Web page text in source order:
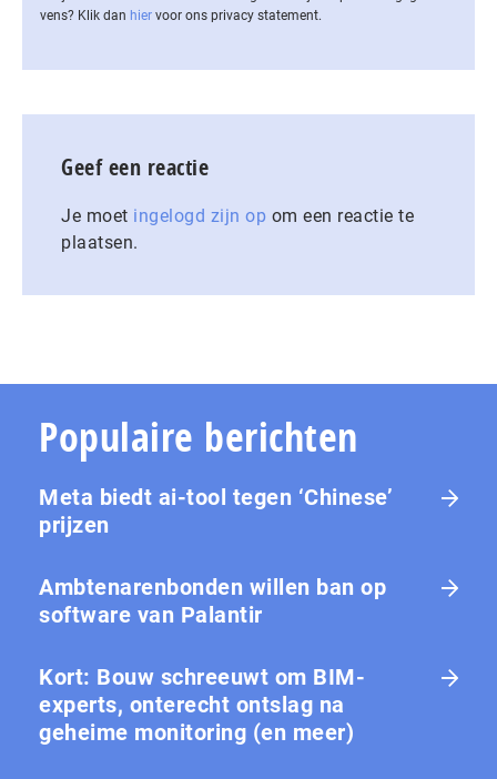
vens? Klik dan hier voor ons privacy statement.
Geef een reactie
Je moet ingelogd zijn op om een reactie te
plaatsen.
Populaire berichten
Meta biedt ai-tool tegen ‘Chinese’
prijzen
Ambtenarenbonden willen ban op
software van Palantir
Kort: Bouw schreeuwt om BIM-
experts, onterecht ontslag na
geheime monitoring (en meer)